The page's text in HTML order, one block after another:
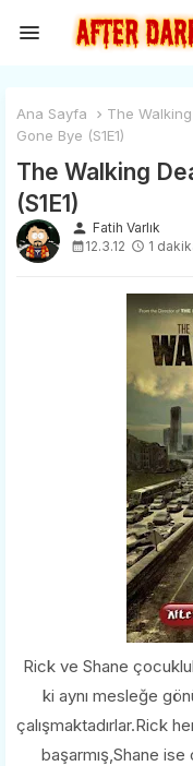
Ana Sayfa The
Gone Bye (S1E1)
The Walking
(S1E1)
person Fatih Varlık
12.3.12
1
Rick ve Shane
ki aynı mesleğe
çalışmaktadırlar.Rick
başarmış,Shane